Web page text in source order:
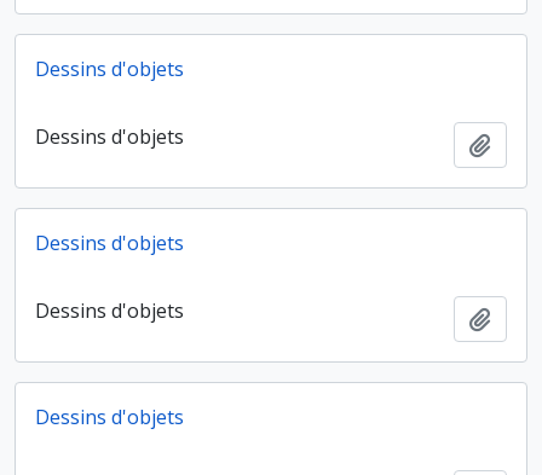
Dessins d'objets
Dessins d'objets
Dessins d'objets
Dessins d'objets
Dessins d'objets